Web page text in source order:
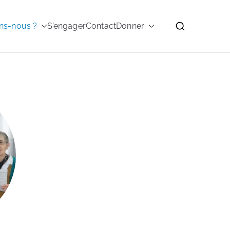
nous ? S’engagerContactDonner